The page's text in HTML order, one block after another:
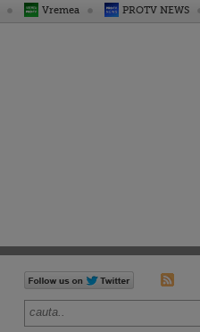
Vremea PROTV NEWS